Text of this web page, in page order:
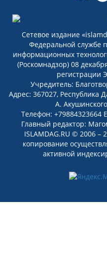
Сетевое издание
Федеральной службе
информационных
(Роскомнадзор) 08
регистрации
Учредитель:
Адрес: 367027, Республика
А.
Телефон: +79884323664
Главный редактор:
ISLAMDAG.RU © 2006
копирование
активной